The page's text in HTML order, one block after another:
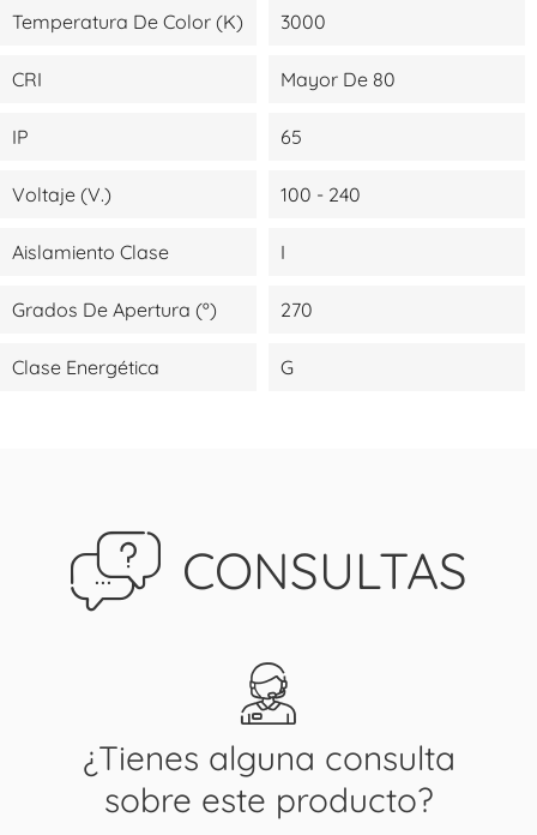
Temperatura De Color (K) 3000
CRI Mayor De 80
IP 65
Voltaje (V.) 100 - 240
Aislamiento Clase I
Grados De Apertura (º) 270
Clase Energética G
CONSULTAS
¿Tienes alguna consulta
sobre este producto?